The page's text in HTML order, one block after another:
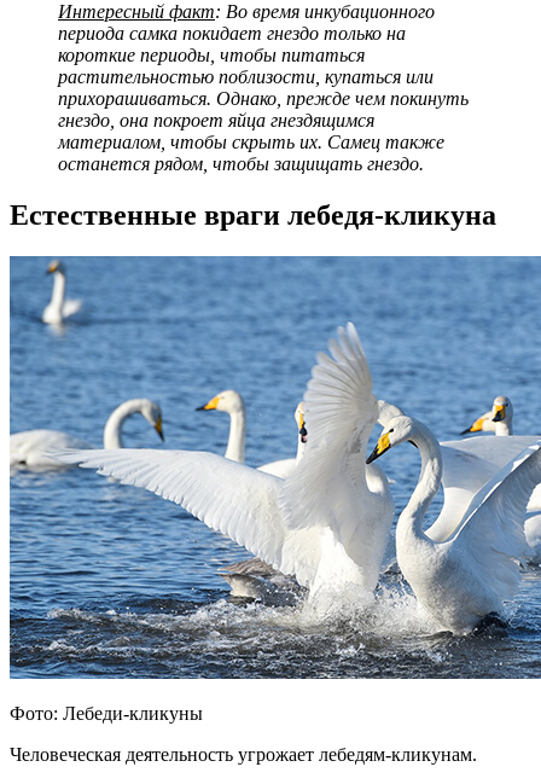
Интересный факт: Во время инкубационного
периода самка покидает гнездо только на
короткие периоды, чтобы питаться
растительностью поблизости, купаться или
прихорашиваться. Однако, прежде чем покинуть
гнездо, она покроет яйца гнездящимся
материалом, чтобы скрыть их. Самец также
останется рядом, чтобы защищать гнездо.
Естественные враги лебедя-кликуна
Фото: Лебеди-кликуны
Человеческая деятельность угрожает лебедям-кликунам.